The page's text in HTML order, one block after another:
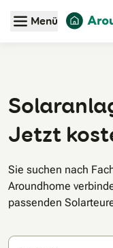
Menü
Jetzt
Sie suchen nach
Aroundhome
passenden